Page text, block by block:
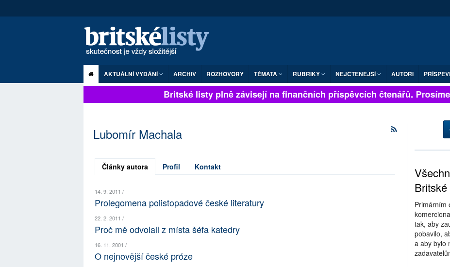
AKTUÁLNÍ VYDÁNÍ ARCHIV ROZHOVORY TÉMATA RUBRIKY NEJČTENĚJŠÍ AUTOŘI
Britské listy plně závisejí na finančních příspěvcích čtenářů. Prosíme,
Lubomír Machala
Články autora Profil Kontakt
14. 9. 2011 /
Prolegomena polistopadové české literatury
22. 2. 2011 /
Proč mě odvolali z místa šéfa katedry
16. 11. 2001 /
O nejnovější české próze
Primárním
tak, aby
pobavilo,
a aby bylo